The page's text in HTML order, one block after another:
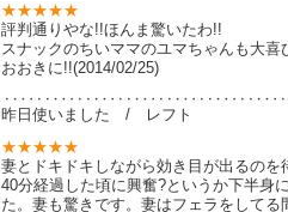
★★★★★
評判通りやな!!ほんま驚いたわ!!
スナックのちいママのユマちゃんも大喜
おおきに!!(2014/02/25)
昨日使いました / レフト
★★★★★
妻とドキドキしながら効き目が出るのを
40分経過した頃に興奮?というか下半身
た。妻も驚きです。妻はフェラをして